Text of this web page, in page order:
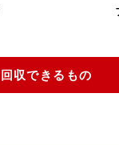
回収できるもの